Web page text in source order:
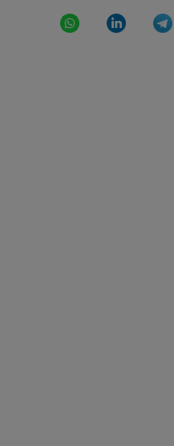
WhatsAppLinkedIn